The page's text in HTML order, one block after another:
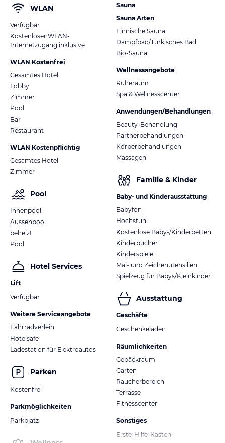
WLAN
Verfügbar
Kostenloser WLAN-
Internetzugang inklusive
WLAN Kostenfrei
Gesamtes Hotel
Lobby
Zimmer
Pool
Bar
Restaurant
WLAN Kostenpflichtig
Gesamtes Hotel
Zimmer
Pool
Innenpool
Aussenpool
beheizt
Pool
Hotel Services
Lift
Verfügbar
Weitere Serviceangebote
Fahrradverleih
Hotelsafe
Ladestation für Elektroautos
Parken
Kostenfrei
Parkmöglichkeiten
Parkplatz
Sauna
Sauna Arten
Finnische Sauna
Dampfbad/Türkisches Bad
Bio-Sauna
Wellnessangebote
Ruheraum
Spa & Wellnesscenter
Anwendungen/Behandlungen
Beauty-Behandlung
Partnerbehandlungen
Körperbehandlungen
Massagen
Familie & Kinder
Baby- und Kinderausstattung
Babyfon
Hochstuhl
Kostenlose Baby-/Kinderbetten
Kinderbücher
Kinderspiele
Mal- und Zeichenutensilien
Spielzeug für Babys/Kleinkinder
Ausstattung
Geschäfte
Geschenkeladen
Räumlichkeiten
Gepäckraum
Garten
Raucherbereich
Terrasse
Fitnesscenter
Sonstiges
Erste-Hilfe-Kasten